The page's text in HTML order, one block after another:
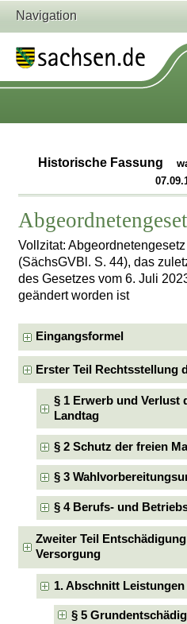
Navigation
Historische Fassung
Vollzitat:
(SächsGVBl. S. 44), das
des Gesetzes vom 6. Juli
geändert worden ist
Eingangsformel
Erster Teil Rechtsstellung
§ 1 Erwerb und Verlust
Landtag
§ 2 Schutz der freien
§ 3
§ 4 Berufs- und
Zweiter Teil
Versorgung
1. Abschnitt
§ 5